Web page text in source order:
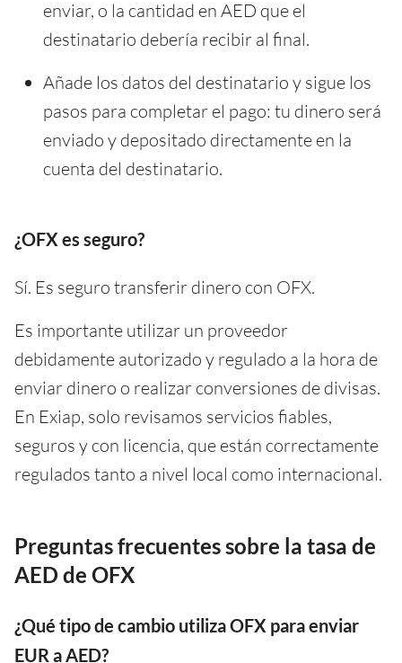
enviar, o la cantidad en AED que el
destinatario debería recibir al final.
Añade los datos del destinatario y sigue los
pasos para completar el pago: tu dinero será
enviado y depositado directamente en la
cuenta del destinatario.
¿OFX es seguro?
Sí. Es seguro transferir dinero con OFX.
Es importante utilizar un proveedor
debidamente autorizado y regulado a la hora de
enviar dinero o realizar conversiones de divisas.
En Exiap, solo revisamos servicios fiables,
seguros y con licencia, que están correctamente
regulados tanto a nivel local como internacional.
Preguntas frecuentes sobre la tasa de
AED de OFX
¿Qué tipo de cambio utiliza OFX para enviar
EUR a AED?